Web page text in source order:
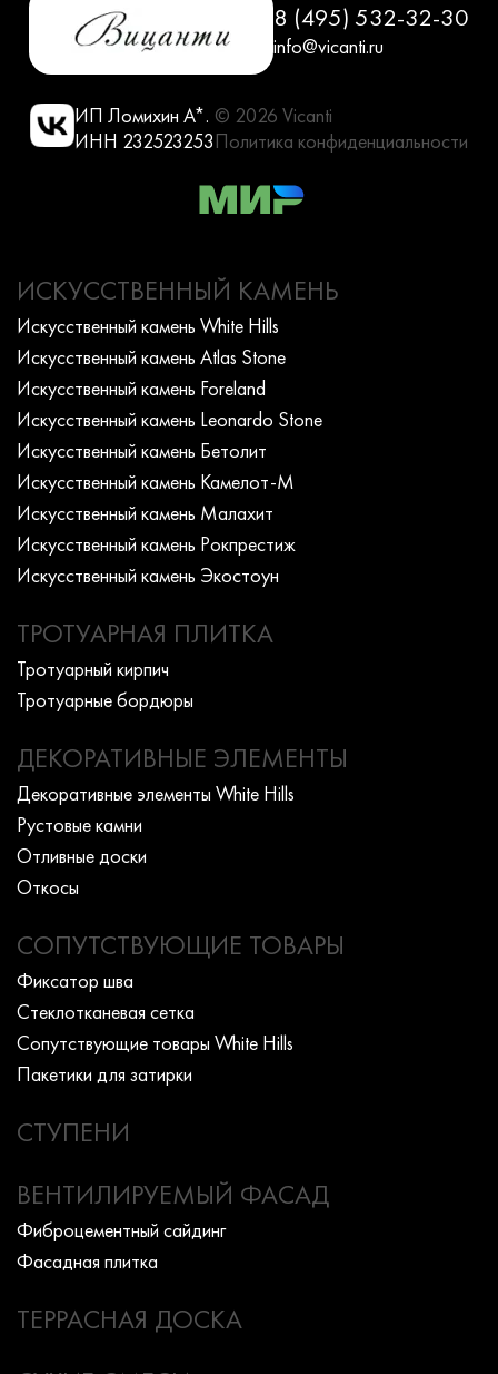
8 (495) 532-32-30
info@vicanti.ru
ИП Ломихин А*.
ИНН 232523253
© 2026 Vicanti
Политика конфиденциальности
ИСКУССТВЕННЫЙ КАМЕНЬ
Искусcтвенный камень White Hills
Искусcтвенный камень Atlas Stone
Искусcтвенный камень Foreland
Искусcтвенный камень Leonardo Stone
Искусcтвенный камень Бетолит
Искусcтвенный камень Камелот-М
Искусcтвенный камень Малахит
Искусcтвенный камень Рокпрестиж
Искусcтвенный камень Экостоун
ТРОТУАРНАЯ ПЛИТКА
Тротуарный кирпич
Тротуарные бордюры
ДЕКОРАТИВНЫЕ ЭЛЕМЕНТЫ
Декоративные элементы White Hills
Рустовые камни
Отливные доски
Откосы
СОПУТСТВУЮЩИЕ ТОВАРЫ
Фиксатор шва
Стеклотканевая сетка
Сопутствующие товары White Hills
Пакетики для затирки
СТУПЕНИ
ВЕНТИЛИРУЕМЫЙ ФАСАД
Фиброцементный сайдинг
Фасадная плитка
ТЕРРАСНАЯ ДОСКА